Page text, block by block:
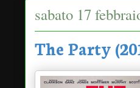
sabato 17
The Party